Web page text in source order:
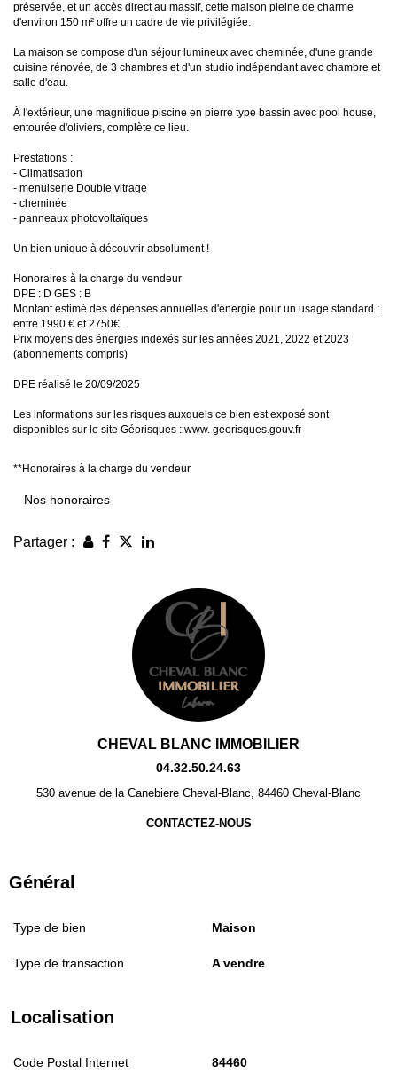
préservée, et un accès direct au massif, cette maison pleine de charme
d'environ 150 m² offre un cadre de vie privilégiée.
La maison se compose d'un séjour lumineux avec cheminée, d'une grande
cuisine rénovée, de 3 chambres et d'un studio indépendant avec chambre et
salle d'eau.
À l'extérieur, une magnifique piscine en pierre type bassin avec pool house,
entourée d'oliviers, complète ce lieu.
Prestations :
- Climatisation
- menuiserie Double vitrage
- cheminée
- panneaux photovoltaïques
Un bien unique à découvrir absolument !
Honoraires à la charge du vendeur
DPE : D GES : B
Montant estimé des dépenses annuelles d'énergie pour un usage standard :
entre 1990 € et 2750€.
Prix moyens des énergies indexés sur les années 2021, 2022 et 2023
(abonnements compris)
DPE réalisé le 20/09/2025
Les informations sur les risques auxquels ce bien est exposé sont
disponibles sur le site Géorisques : www. georisques.gouv.fr
**Honoraires à la charge du vendeur
Nos honoraires
Partager :
CHEVAL BLANC IMMOBILIER
04.32.50.24.63
530 avenue de la Canebiere Cheval-Blanc, 84460 Cheval-Blanc
CONTACTEZ-NOUS
Général
Type de bien Maison
Type de transaction A vendre
Localisation
Code Postal Internet 84460